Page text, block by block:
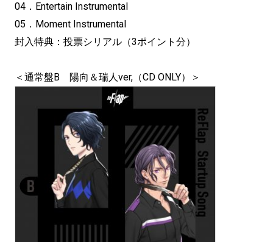
04．Entertain Instrumental
05．Moment Instrumental
封入特典：投票シリアル（3ポイント分）
＜通常盤B 陽向＆瑞人ver,（CD ONLY）＞